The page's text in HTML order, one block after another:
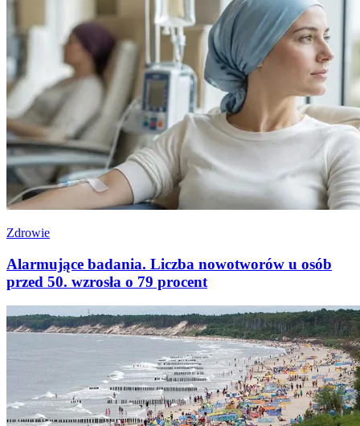
Zdrowie
Alarmujące badania. Liczba nowotworów u osób
przed 50. wzrosła o 79 procent